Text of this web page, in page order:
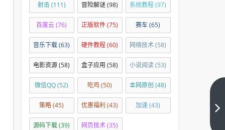
射击(111) 冒险解谜(98) 系统教程(97)
百度云(76) 正版软件(75) 赛车(65)
音乐下载(63) 硬件教程(60) 网络技术(58)
电影资源(58) 盒子应用 (58) 小说阅读(53)
微信QQ(52) 吃鸡(50) 本网原创 (48)
策略(45) 优惠福利 (43) 加速(43)
源码下载(39) 网页技术(35)